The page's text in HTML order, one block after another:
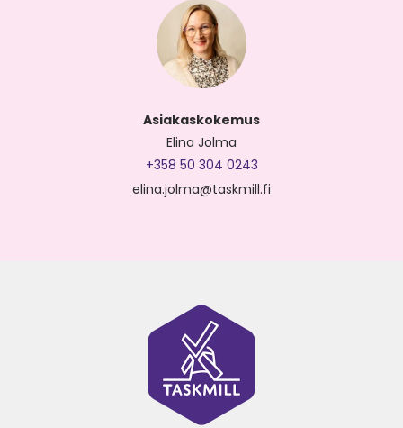
Asiakaskokemus
Elina Jolma
+358 50 304 0243
elina.jolma@taskmill.fi